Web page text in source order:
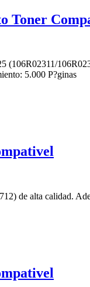
Toner
(106R02311/
5.000 P?ginas
de alta calidad.